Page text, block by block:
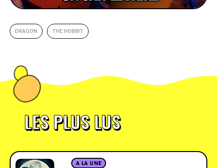
DRAGON THE HOBBIT
LES PLUS LUS
A LA UNE